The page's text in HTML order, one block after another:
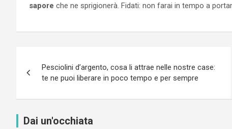
sapore che ne sprigionerà. Fidati: non farai in tempo a
articoli
Pesciolini d’argento, cosa li attrae nelle nostre case:
te ne puoi liberare in poco tempo e per sempre
Dai un'occhiata